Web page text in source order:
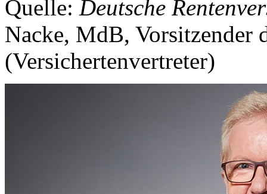
Quelle: Deutsche
Nacke, MdB, Vorsitzender
(Versichertenvertreter)